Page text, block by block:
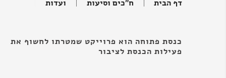
דף הבית ח"כים וסיעות ועדות
כנסת פתוחה הוא פרוייקט שמטרתו לחשוף את
פעילות הכנסת לציבור